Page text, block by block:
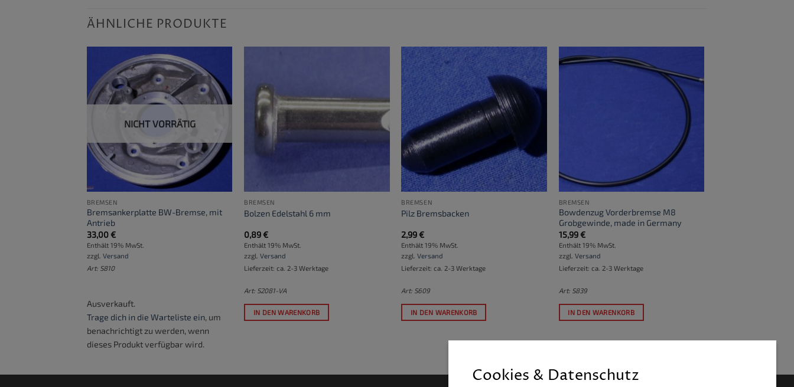
ÄHNLICHE PRODUKTE
NICHT VORRÄTIG
BREMSEN
Bremsankerplatte BW-Bremse, mit
Antrieb
33,00€
Enthält 19% MwSt.
zzgl. Versand
Art: S810
Ausverkauft.
Trage dich in die Warteliste ein, um
benachrichtigt zu werden, wenn
dieses Produkt verfügbar wird.
BREMSEN
Bolzen Edelstahl 6 mm
0,89€
Enthält 19% MwSt.
zzgl.Versand
Lieferzeit: ca. 2-3 Werktage
Art: S2081-VA
IN DEN WARENKORB
BREMSEN
Pilz Bremsbacken
2,99€
Enthält 19% MwSt.
zzgl.Versand
Lieferzeit: ca. 2-3 Werktage
Art: S609
IN DEN WARENKORB
BREMSEN
Bowdenzug Vorderbremse M8
Grobgewinde, made in Germany
15,99€
Enthält 19% MwSt.
zzgl. Versand
Lieferzeit: ca. 2-3 Werktage
Art: S839
IN DEN WARENKORB
Cookies & Datenschutz